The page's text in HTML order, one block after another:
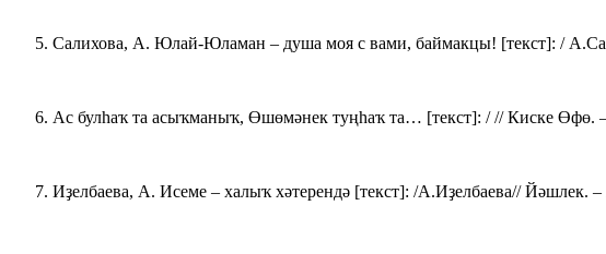
Салихова, А. Юлай-Юламан – душа моя с вами, баймакцы! [текст]: /
Ас булһаҡ та асыҡманыҡ, Өшөмәнек туңһаҡ та… [текст]: / // Киске Өфө.
Иҙелбаева, А. Исеме – халыҡ хәтерендә [текст]: /А.Иҙелбаева// Йәшлек.